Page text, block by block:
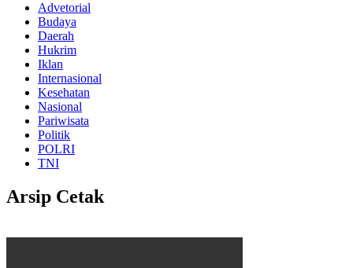
Advetorial
Budaya
Daerah
Hukrim
Iklan
Internasional
Kesehatan
Nasional
Pariwisata
Politik
POLRI
TNI
Arsip Cetak